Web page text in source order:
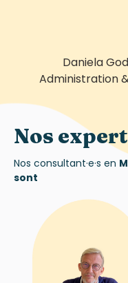
Daniela
Administration
Nos
Nos consultant·e·s en
sont